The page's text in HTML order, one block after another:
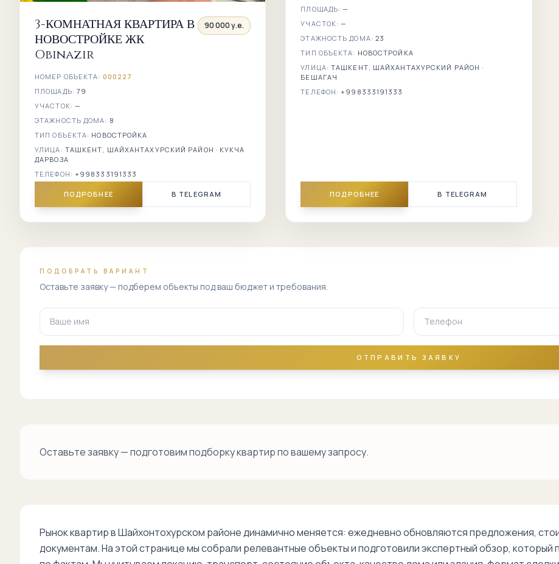
3-КОМНАТНАЯ КВАРТИРА В
НОВОСТРОЙКЕ ЖК
Obinazir
90 000 у.е.
НОМЕР ОБЪЕКТА: 000227
ПЛОЩАДЬ: 79
УЧАСТОК: —
ЭТАЖНОСТЬ ДОМА: 8
ТИП ОБЪЕКТА: НОВОСТРОЙКА
УЛИЦА: ТАШКЕНТ, ШАЙХАНТАХУРСКИЙ РАЙОН · КУКЧА
ДАРВОЗА
ТЕЛЕФОН: +998333191333
ПОДРОБНЕЕ В TELEGRAM
ПЛОЩАДЬ:—
УЧАСТОК:—
ЭТАЖНОСТЬ ДОМА: 23
ТИП ОБЪЕКТА: НОВОСТРОЙКА
УЛИЦА:ТАШКЕНТ, ШАЙХАНТАХУРСКИЙ РАЙОН ·
БЕШАГАЧ
ТЕЛЕФОН: +998333191333
ПОДРОБНЕЕ В TELEGRAM
ПОДОБРАТЬ ВАРИАНТ
Оставьте заявку — подберем объекты под ваш бюджет и требования.
ОТПРАВИТЬ ЗАЯВКУ
Оставьте заявку — подготовим подборку квартир по вашему запросу.
Рынок квартир в Шайхонтохурском районе динамично меняется: ежедневно обновляются предложения,
документам. На этой странице мы собрали релевантные объекты и подготовили экспертный обзор,